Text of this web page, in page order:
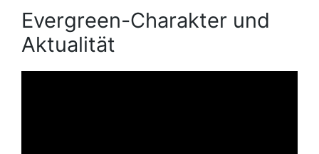
Evergreen-Charakter und
Aktualität